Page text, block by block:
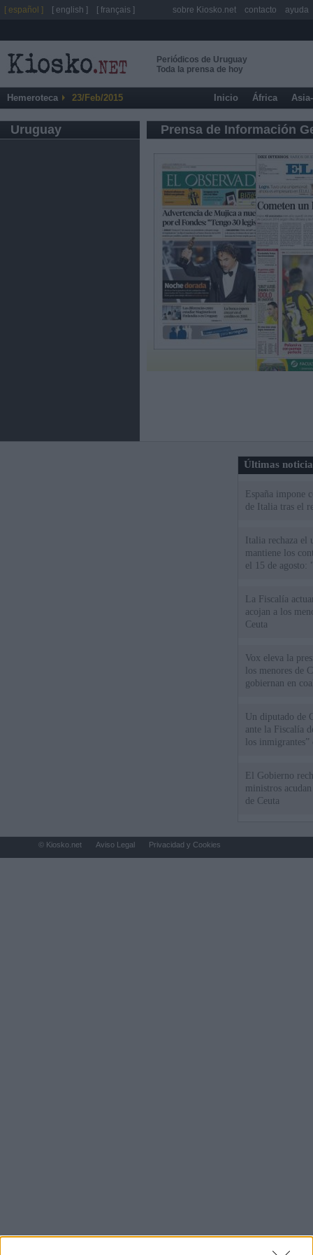
Periódicos de Uruguay
Toda la prensa de hoy
Hemeroteca 23/Feb/2015 Inicio África
Uruguay Prensa de Información
Últimas
España impone
de Italia tras el
Italia rechaza
mantiene los
el 15 de agosto:
La Fiscalía
acojan a los
Ceuta
Vox eleva la
los menores de
gobiernan en
Un diputado de
ante la Fiscalía
los inmigrantes”
El Gobierno
ministros
de Ceuta
[ español ] [ english ] [ français ] sobre Kiosko.net contacto ayuda
© Kiosko.net Aviso Legal Privacidad y Cookies